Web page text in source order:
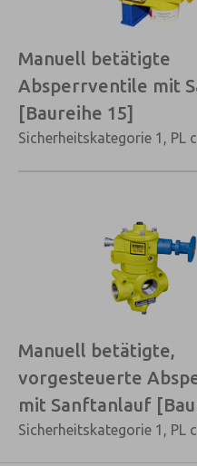
Manuell betätigte
Absperrventile mit
[Baureihe 15]
Sicherheitskategorie 1, PL c
Manuell betätigte,
vorgesteuerte
mit Sanftanlauf
Sicherheitskategorie 1, PL c